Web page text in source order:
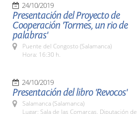
24/10/2019
Presentación del Proyecto de
Cooperación 'Tormes, un rio de
palabras'
Puente del Congosto (Salamanca)
Hora: 16:30 h.
24/10/2019
Presentación del libro 'Revocos'
Salamanca (Salamanca)
Lugar: Sala de las Comarcas. Diputación de